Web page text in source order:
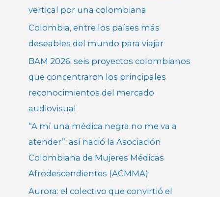
vertical por una colombiana
Colombia, entre los países más
deseables del mundo para viajar
BAM 2026: seis proyectos colombianos
que concentraron los principales
reconocimientos del mercado
audiovisual
“A mí una médica negra no me va a
atender”: así nació la Asociación
Colombiana de Mujeres Médicas
Afrodescendientes (ACMMA)
Aurora: el colectivo que convirtió el